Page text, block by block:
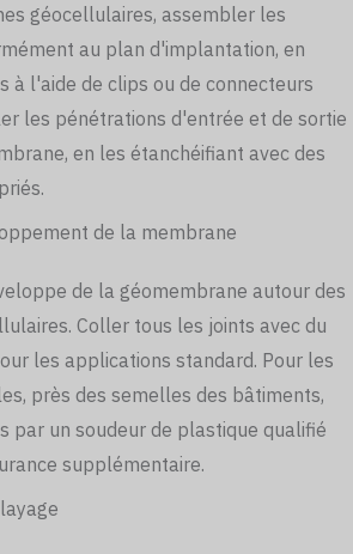
géocellulaires, assembler les
au plan d'implantation, en
à l'aide de clips ou de connecteurs
les pénétrations d'entrée et de sortie
en les étanchéifiant avec des
de la membrane
de la géomembrane autour des
Coller tous les joints avec du
les applications standard. Pour les
près des semelles des bâtiments,
par un soudeur de plastique qualifié
supplémentaire.